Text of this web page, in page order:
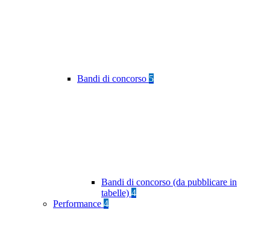
Bandi di concorso 5
Bandi di concorso (da pubblicare in
tabelle) 4
Performance 4